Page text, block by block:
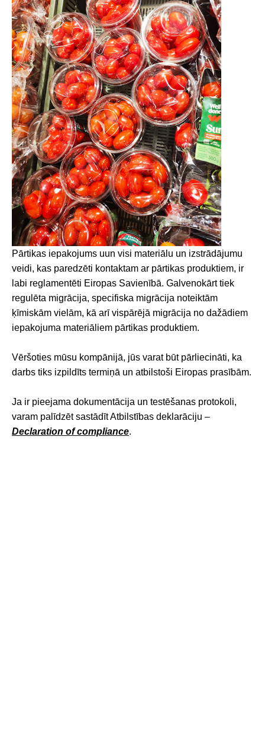
Pārtikas iepakojums uun visi materiālu un izstrādājumu
veidi, kas paredzēti kontaktam ar pārtikas produktiem, ir
labi reglamentēti Eiropas Savienībā. Galvenokārt tiek
regulēta migrācija, specifiska migrācija noteiktām
ķīmiskām vielām, kā arī vispārējā migrācija no dažādiem
iepakojuma materiāliem pārtikas produktiem.
Vēršoties mūsu kompānijā, jūs varat būt pārliecināti, ka
darbs tiks izpildīts termiņā un atbilstoši Eiropas prasībām.
Ja ir pieejama dokumentācija un testēšanas protokoli,
varam palīdzēt sastādīt Atbilstības deklarāciju –
Declaration of compliance.